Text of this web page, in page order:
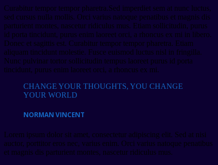
Curabitur tempor tempor pharetra.Sed imperdiet sem at nunc luctus,
sed cursus nulla mollis. Orci varius natoque penatibus et magnis dis
parturient montes, nascetur ridiculus mus. Etiam sollicitudin, purus
id porta tincidunt, purus enim laoreet orci, a rhoncus ex mi in libero.
Donec et sagittis est. Curabitur tempor tempor pharetra. Etiam
aliquam tincidunt molestie. Fusce euismod luctus nisl in fringilla.
Nunc pulvinar tortor sollicitudin tempus laoreet purus id porta
tincidunt, purus enim laoreet orci, a rhoncus ex mi.
CHANGE YOUR THOUGHTS, YOU CHANGE
YOUR WORLD
NORMAN VINCENT
Lorem ipsum dolor sit amet, consectetur adipiscing elit. Sed at nisi
auctor, porttitor eros nec, varius enim. Orci varius natoque penatibus
et magnis dis parturient montes, nascetur ridiculus mus.